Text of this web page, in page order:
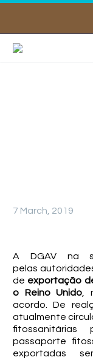
7 March, 2019
A DGAV na
pelas
de exportação
o Reino Unido ,
acordo. De
atualmente
fitossanitárias
passaporte
exportadas